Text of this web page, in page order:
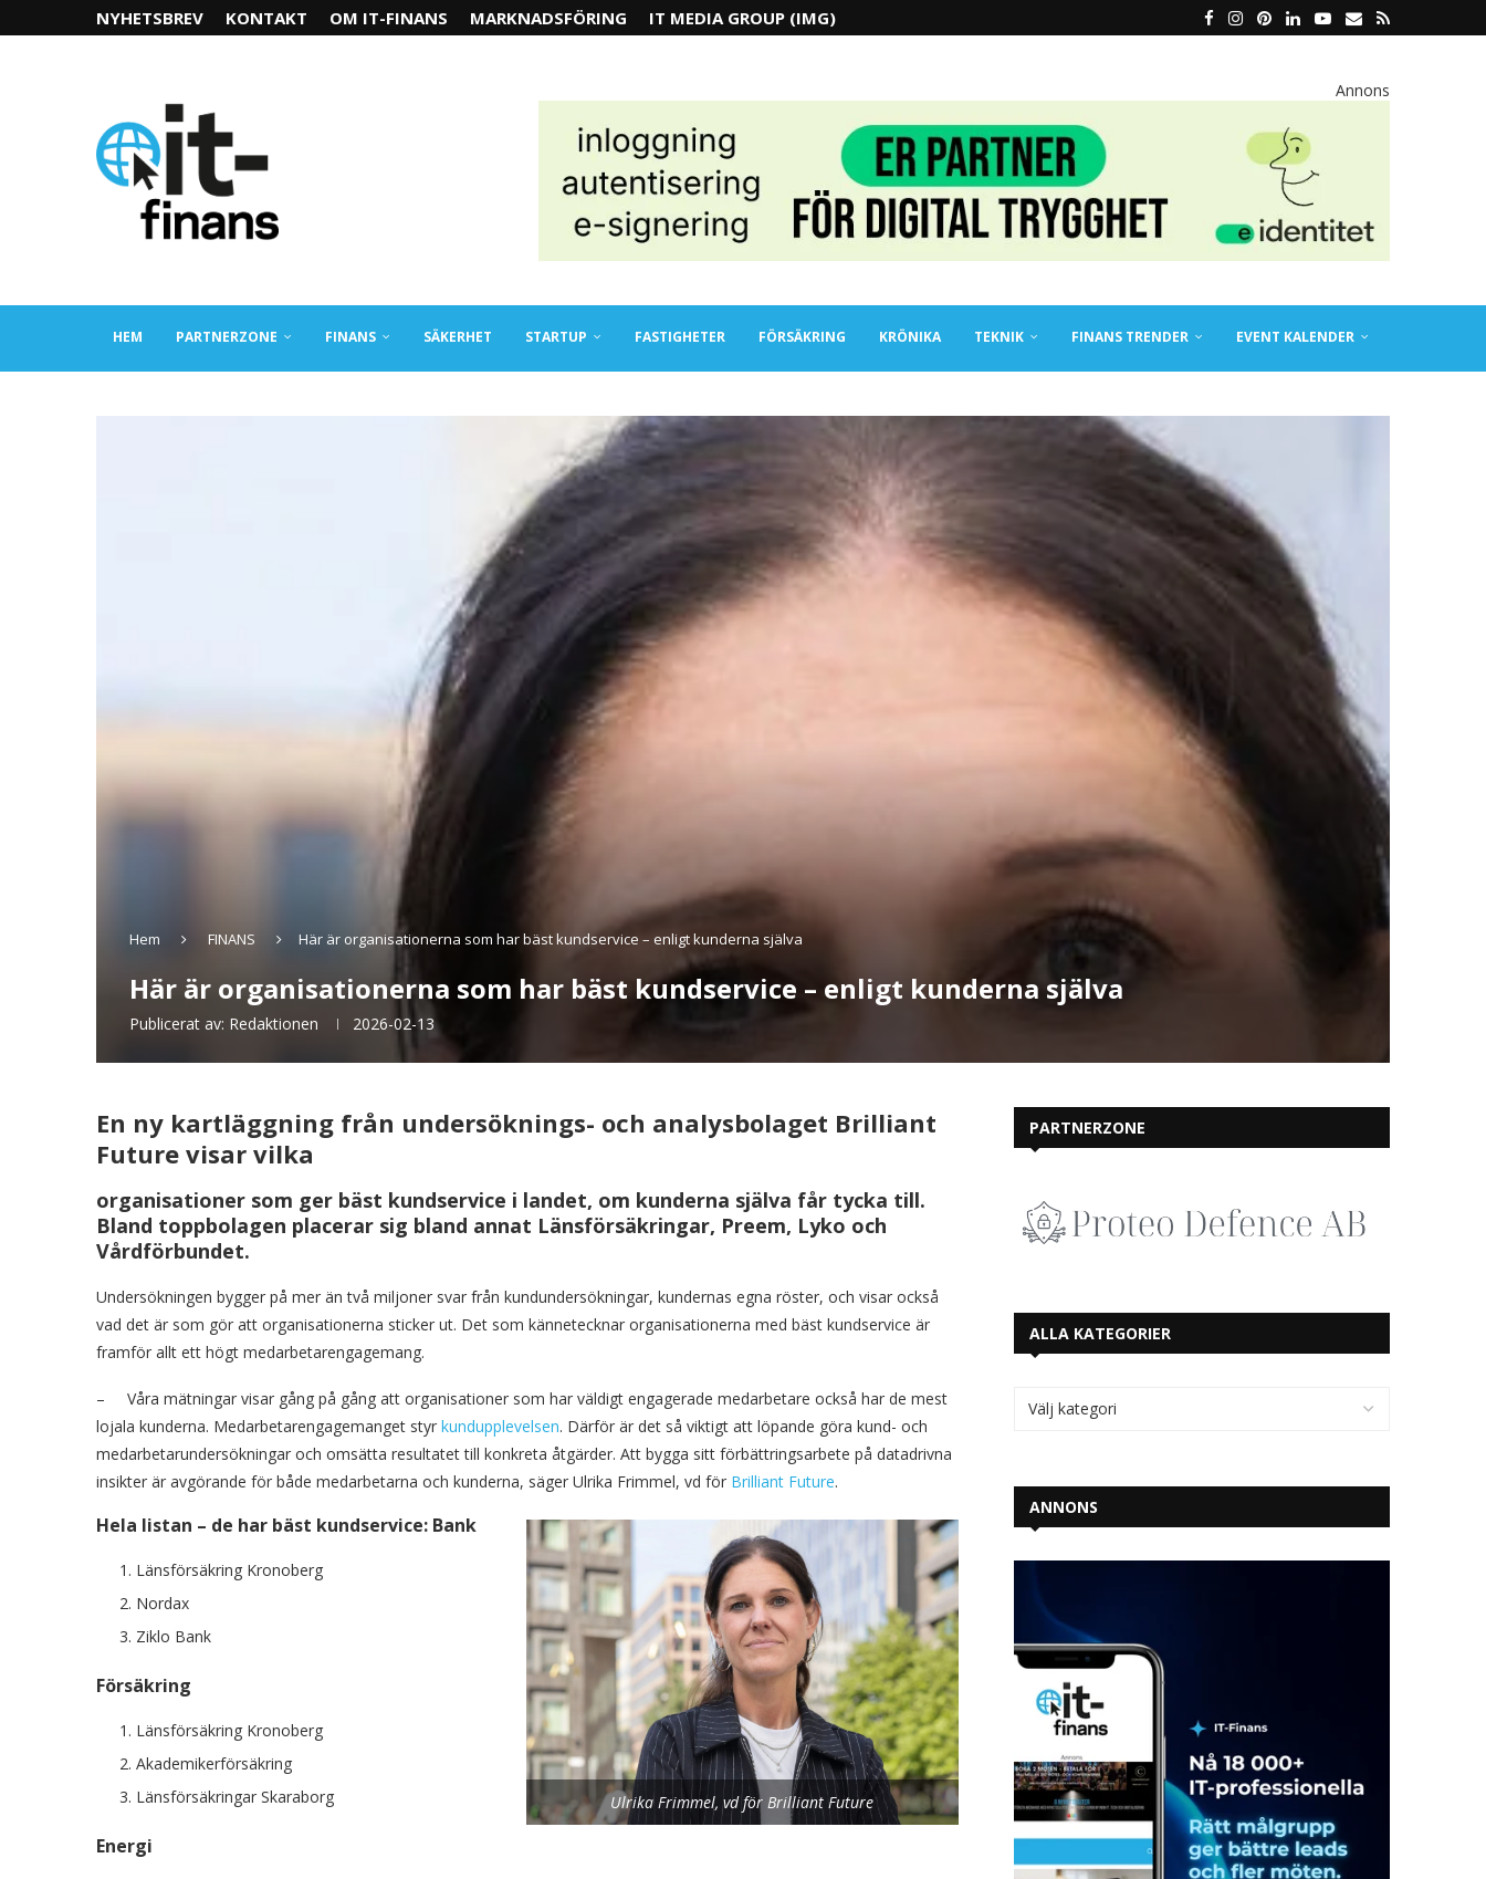
NYHETSBREV KONTAKT OM IT-FINANS MARKNADSFÖRING IT MEDIA GROUP (IMG)
Annons
HEM PARTNERZONE FINANS SÄKERHET STARTUP FASTIGHETER FÖRSÄKRING KRÖNIKA TEKNIK FINANS TRENDER EVENT KALENDER
Hem FINANS Här är organisationerna som har bäst kundservice – enligt kunderna själva
Här är organisationerna som har bäst kundservice – enligt kunderna själva
Publicerat av: Redaktionen 2026-02-13
En ny kartläggning från undersöknings- och analysbolaget Brilliant
Future visar vilka
organisationer som ger bäst kundservice i landet, om kunderna själva får tycka till.
Bland toppbolagen placerar sig bland annat Länsförsäkringar, Preem, Lyko och
Vårdförbundet.
Undersökningen bygger på mer än två miljoner svar från kundundersökningar, kundernas egna röster, och visar också
vad det är som gör att organisationerna sticker ut. Det som kännetecknar organisationerna med bäst kundservice är
framför allt ett högt medarbetarengagemang.
– Våra mätningar visar gång på gång att organisationer som har väldigt engagerade medarbetare också har de mest
lojala kunderna. Medarbetarengagemanget styr kundupplevelsen. Därför är det så viktigt att löpande göra kund- och
medarbetarundersökningar och omsätta resultatet till konkreta åtgärder. Att bygga sitt förbättringsarbete på datadrivna
insikter är avgörande för både medarbetarna och kunderna, säger Ulrika Frimmel, vd för Brilliant Future.
Ulrika Frimmel, vd för Brilliant Future
Hela listan – de har bäst kundservice: Bank
Länsförsäkring Kronoberg
Nordax
Ziklo Bank
Försäkring
Länsförsäkring Kronoberg
Akademikerförsäkring
Länsförsäkringar Skaraborg
Energi
PARTNERZONE
ALLA KATEGORIER
ANNONS